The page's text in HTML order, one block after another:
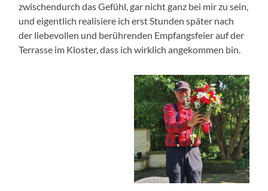
zwischendurch das Gefühl, gar nicht ganz bei mir zu sein,
und eigentlich realisiere ich erst Stunden später nach
der liebevollen und berührenden Empfangsfeier auf der
Terrasse im Kloster, dass ich wirklich angekommen bin.